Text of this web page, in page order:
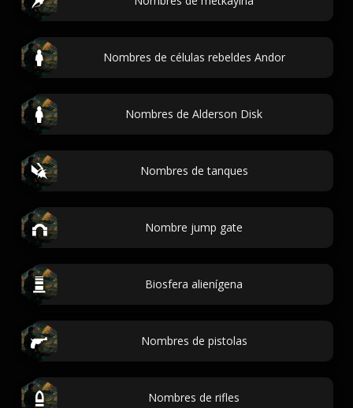
Nombres de células rebeldes Andor
Nombres de Alderson Disk
Nombres de tanques
Nombre jump gate
Biosfera alienígena
Nombres de pistolas
Nombres de rifles